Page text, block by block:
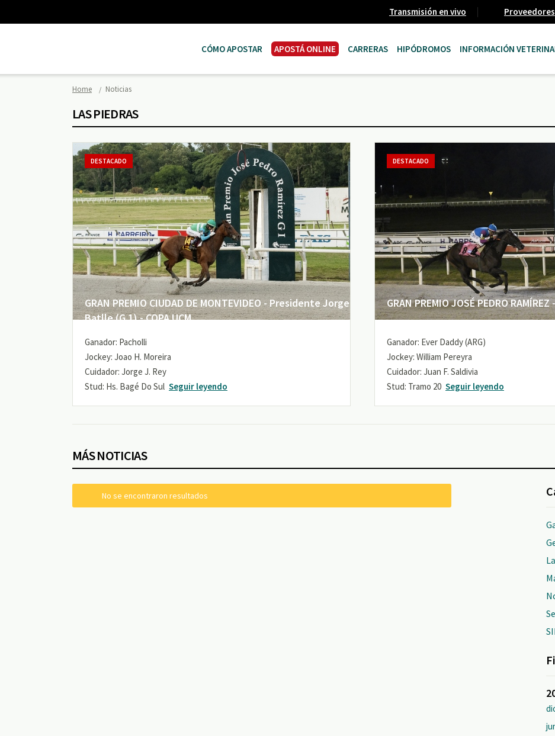
Transmisión en vivo Proveedores
CÓMO APOSTAR APOSTÁ ONLINE CARRERAS HIPÓDROMOS INFORMACIÓN
Home Noticias
LAS PIEDRAS
GRAN PREMIO CIUDAD DE MONTEVIDEO - Presidente Jorge
Batlle (G 1) - COPA UCM
DESTACADO
Ganador: Pacholli
Jockey: Joao H. Moreira
Cuidador: Jorge J. Rey
Stud: Hs. Bagé Do Sul Seguir leyendo
GRAN PREMIO JOSÉ PEDRO RAMÍREZ
DESTACADO
Ganador: Ever Daddy (ARG)
Jockey: William Pereyra
Cuidador: Juan F. Saldivia
Stud: Tramo 20 Seguir leyendo
MÁS NOTICIAS
No se encontraron resultados